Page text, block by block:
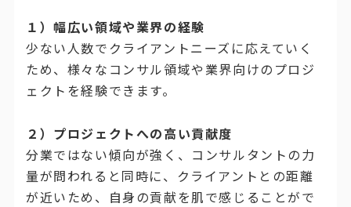
１）幅広い領域や業界の経験
少ない人数でクライアントニーズに応えていく
ため、様々なコンサル領域や業界向けのプロジ
ェクトを経験できます。
２） プロジェクトへの高い貢献度
分業ではない傾向が強く、コンサルタントの力
量が問われると同時に、クライアントとの距離
が近いため、自身の貢献を肌で感じることがで